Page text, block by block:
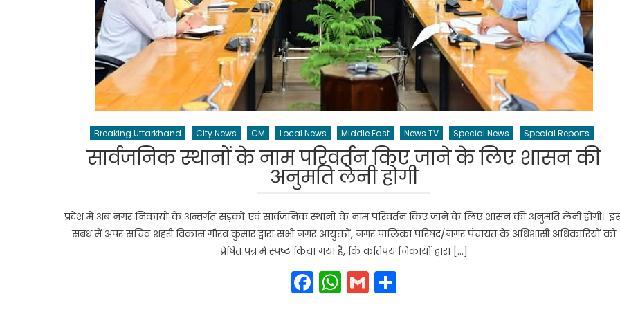
Breaking Uttarkhand City News CM Local News Middle East News TV Special News Special Reports
सार्वजनिक स्थानों के नाम परिवर्तन किए जाने के लिए शासन की
अनुमति लेनी होगी
प्रदेश में अब नगर निकायों के अन्तर्गत सड़कों एवं सार्वजनिक स्थानों के नाम परिवर्तन किए जाने के लिए शासन की अनुमति लेनी होगी।
संबंध में अपर सचिव शहरी विकास गौरव कुमार द्वारा सभी नगर आयुक्तों, नगर पालिका परिषद/नगर पंचायत के अधिशासी अधिकारियों को
प्रेषित पत्र में स्पष्ट किया गया है, कि कतिपय निकायों द्वारा […]
Facebook
WhatsApp
GmailShare